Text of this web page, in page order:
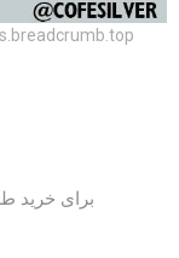
برای خرید